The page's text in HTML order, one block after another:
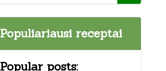
Populiariausi receptai
Popular posts: